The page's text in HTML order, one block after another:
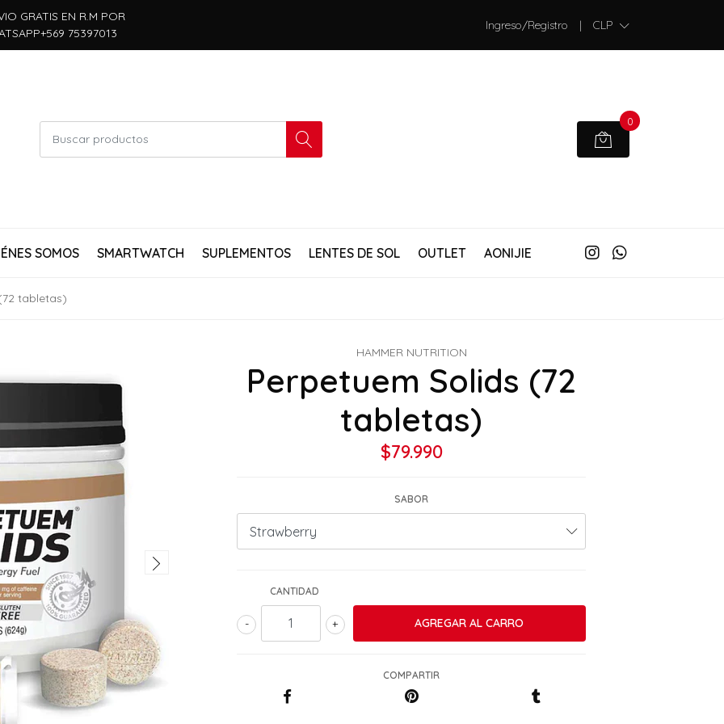
GRATIS EN R.M POR
75397013
Ingreso/Registro | CLP
0
SOMOS SMARTWATCH SUPLEMENTOS LENTES DE SOL OUTLET AONIJIE
tabletas)
HAMMER NUTRITION
Perpetuem Solids (72
tabletas)
$79.990
SABOR
CANTIDAD
+
-
COMPARTIR